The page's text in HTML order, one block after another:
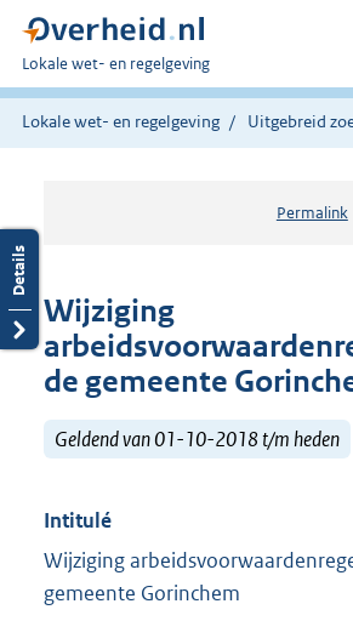
U
bent
hier:
Lokale wet- en regelgeving
Lokale wet- en regelgeving Uitgebreid
Permalink
Wijziging
de gemeente
Geldend van 01-10-2018 t/m heden
Intitulé
Wijziging
gemeente Gorinchem